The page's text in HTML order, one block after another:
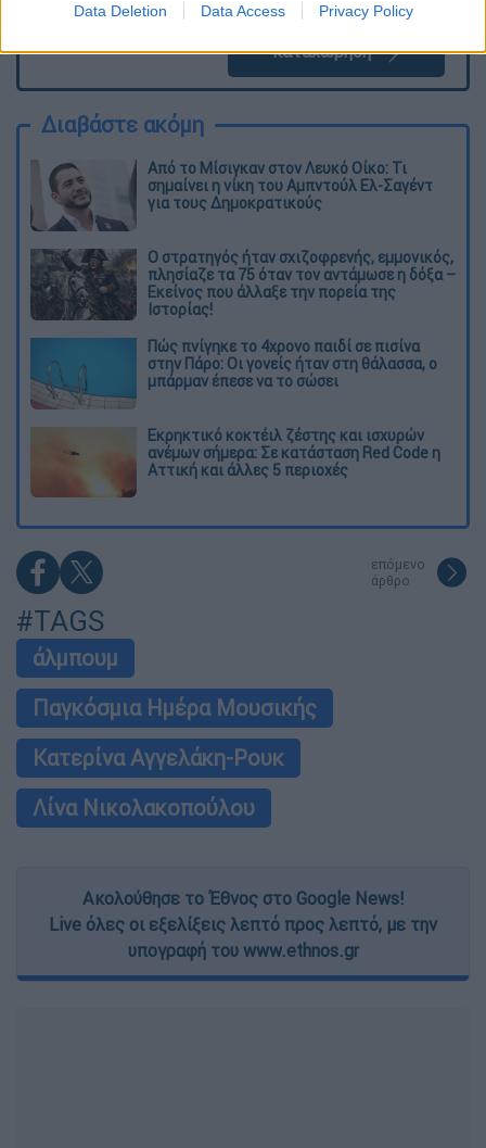
Data Deletion Data Access Privacy Policy
καταχώρηση
Διαβάστε ακόμη
Από το Μίσιγκαν στον Λευκό Οίκο: Τι
σημαίνει η νίκη του Αμπντούλ Ελ-Σαγέντ
για τους Δημοκρατικούς
O στρατηγός ήταν σχιζοφρενής, εμμονικός,
πλησίαζε τα 75 όταν τον αντάμωσε η δόξα –
Εκείνος που άλλαξε την πορεία της
Ιστορίας!
Πώς πνίγηκε το 4χρονο παιδί σε πισίνα
στην Πάρο: Οι γονείς ήταν στη θάλασσα, ο
μπάρμαν έπεσε να το σώσει
Εκρηκτικό κοκτέιλ ζέστης και ισχυρών
ανέμων σήμερα: Σε κατάσταση Red Code η
Αττική και άλλες 5 περιοχές
επόμενο
άρθρο
#TAGS
άλμπουμ
Παγκόσμια Ημέρα Μουσικής
Κατερίνα Αγγελάκη-Ρουκ
Λίνα Νικολακοπούλου
Ακολούθησε το Έθνος στο Google News!
Live όλες οι εξελίξεις λεπτό προς λεπτό, με την
υπογραφή του www.ethnos.gr